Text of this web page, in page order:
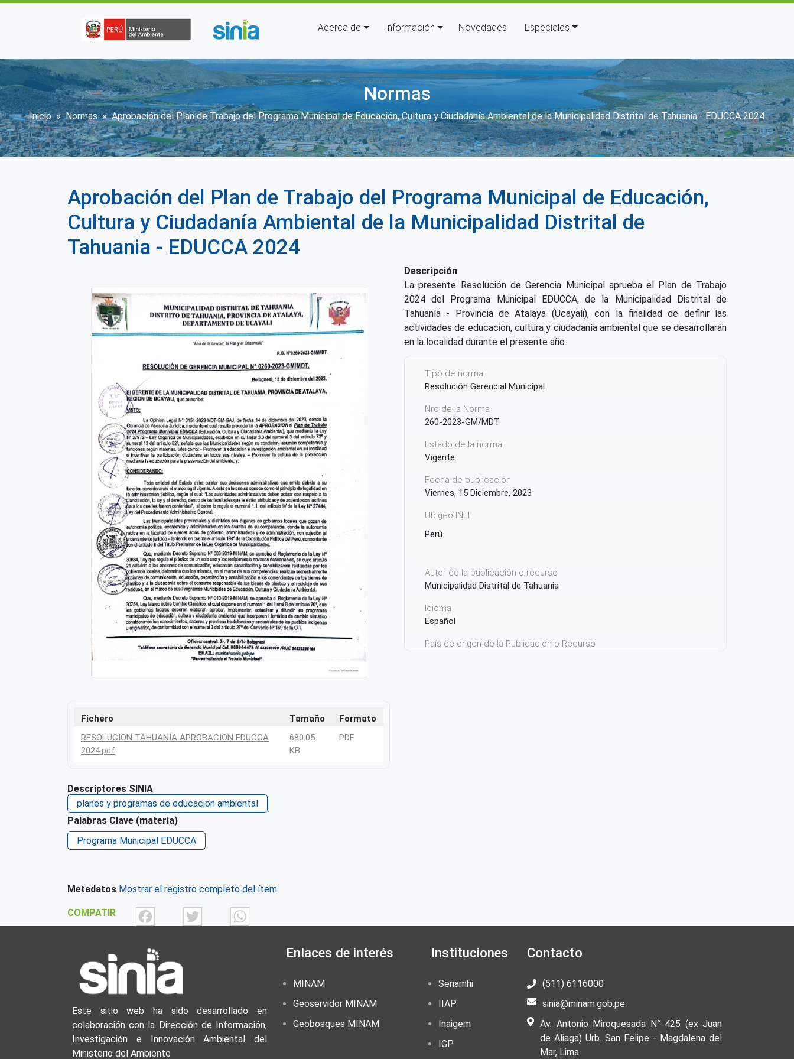
Navegación principal
Acerca de Información Novedades Especiales
Normas
Sobrescribir enlaces de ayuda a la navegación
Inicio Normas Aprobación del Plan de Trabajo del Programa Municipal de Educación, Cultura y Ciudadanía Ambiental de la Municipalidad Distrital de Tahuania - EDUCCA 2024
Aprobación del Plan de Trabajo del Programa Municipal de Educación,
Cultura y Ciudadanía Ambiental de la Municipalidad Distrital de
Tahuania - EDUCCA 2024
Fichero Tamaño
Formato
RESOLUCION TAHUANÍA APROBACION EDUCCA
2024.pdf
680.05
KB
PDF
Descriptores SINIA
planes y programas de educacion ambiental
Palabras Clave (materia)
Programa Municipal EDUCCA
Metadatos Mostrar el registro completo del ítem
COMPATIR FacebookTwitter
Descripción
La presente Resolución de Gerencia Municipal aprueba el Plan de Trabajo
2024 del Programa Municipal EDUCCA, de la Municipalidad Distrital de
Tahuanía - Provincia de Atalaya (Ucayali), con la finalidad de definir las
actividades de educación, cultura y ciudadanía ambiental que se desarrollarán
en la localidad durante el presente año.
Tipo de norma
Resolución Gerencial Municipal
Nro de la Norma
260-2023-GM/MDT
Estado de la norma
Vigente
Fecha de publicación
Viernes, 15 Diciembre, 2023
Ubigeo INEI
Perú
Autor de la publicación o recurso
Municipalidad Distrital de Tahuania
Idioma
Español
País de origen de la Publicación o Recurso
Este sitio web ha sido desarrollado en
colaboración con la Dirección de Información,
Investigación e Innovación Ambiental del
Ministerio del Ambiente
Enlaces de interés
MINAM
Geoservidor MINAM
Geobosques MINAM
Instituciones
Senamhi
IIAP
Inaigem
IGP
Contacto
(511) 6116000
sinia@minam.gob.pe
Av. Antonio Miroquesada N° 425 (ex Juan
de Aliaga) Urb. San Felipe - Magdalena del
Mar, Lima